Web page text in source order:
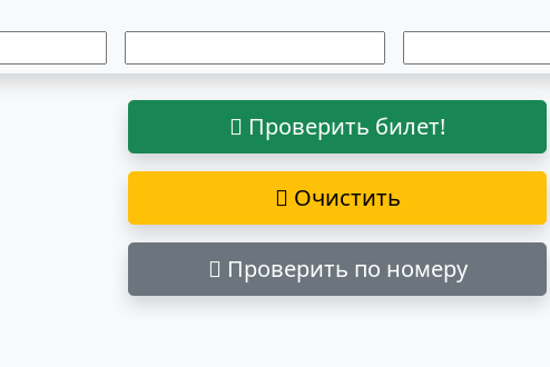
Проверить билет!
Очистить
Проверить по номеру